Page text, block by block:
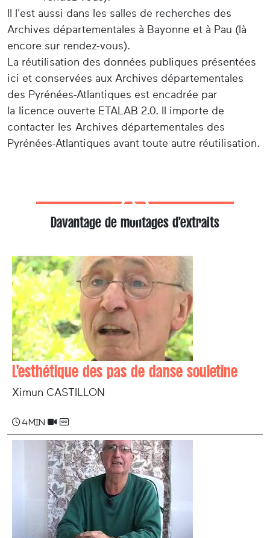
Il l'est aussi dans les salles de recherches des
Archives départementales à Bayonne et à Pau (là
encore sur rendez-vous).
La réutilisation des données publiques présentées
ici et conservées aux Archives départementales
des Pyrénées-Atlantiques est encadrée par
la licence ouverte ETALAB 2.0. Il importe de
contacter les Archives départementales des
Pyrénées-Atlantiques avant toute autre réutilisation.
Davantage de montages d'extraits
L'esthétique des pas de danse souletine
Ximun CASTILLON
4 min